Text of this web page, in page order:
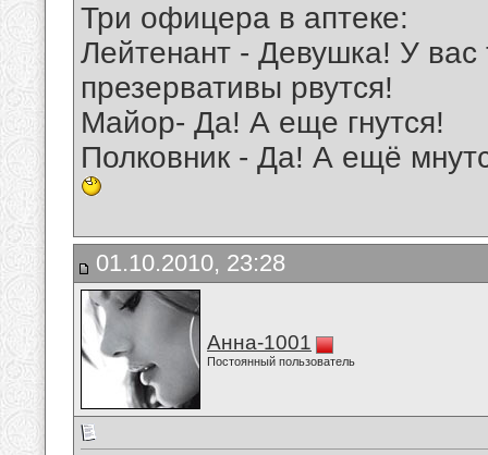
Три офицера в аптеке:
Лейтенант - Девушка! У
презервативы рвутся!
Майор- Да! А еще гнутся!
Полковник - Да! А ещё
01.10.2010, 23:28
Анна-1001
Постоянный пользователь